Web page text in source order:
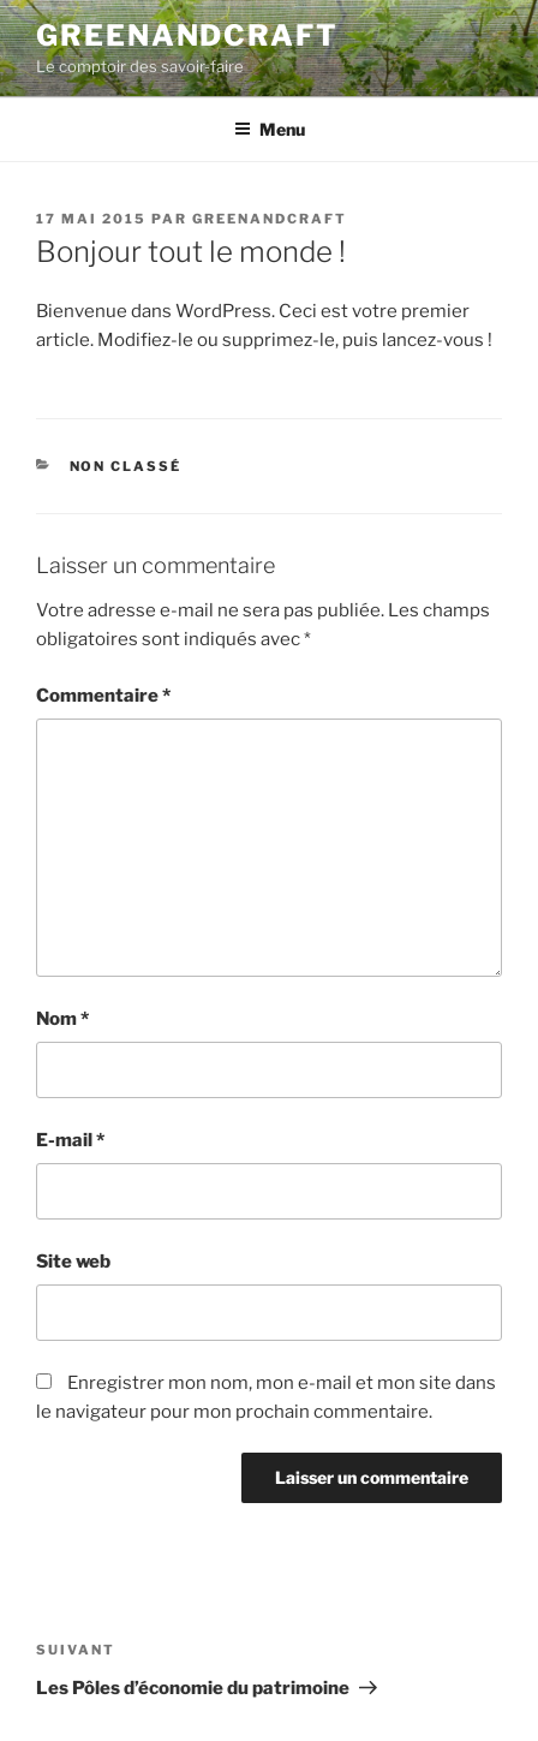
Aller
au
contenu
principal
GREENANDCRAFT
Le comptoir des savoir-faire
Menu
PUBLIÉ
LE
17 MAI 2015 PAR GREENANDCRAFT
Bonjour tout le monde !
Bienvenue dans WordPress. Ceci est votre premier
article. Modifiez-le ou supprimez-le, puis lancez-vous !
CATÉGORIES
NON CLASSÉ
Laisser un commentaire
Votre adresse e-mail ne sera pas publiée. Les champs
obligatoires sont indiqués avec*
Commentaire*
Nom*
E-mail*
Site web
Enregistrer mon nom, mon e-mail et mon site dans
le navigateur pour mon prochain commentaire.
de
l’article
Article
suivant
SUIVANT
Les Pôles d’économie du patrimoine